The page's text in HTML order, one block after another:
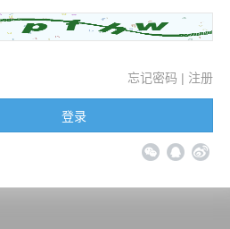
忘记密码 | 注册
登录